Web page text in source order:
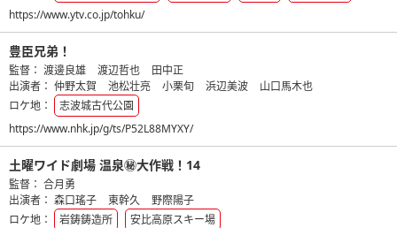
https://www.ytv.co.jp/tohku/
豊臣兄弟！
監督： 渡邊良雄 渡辺哲也
田中正
出演者： 仲野太賀 池松壮亮 小栗旬 浜辺美波
山口馬木也
ロケ地：
志波城古代公園
https://www.nhk.jp/g/ts/P52L88MYXY/
土曜ワイド劇場 温泉㊙大作戦！14
監督： 合月勇
出演者： 森口瑤子 東幹久
野際陽子
ロケ地：
岩鋳鋳造所
安比高原スキー場